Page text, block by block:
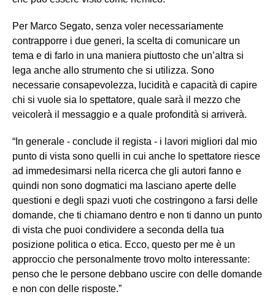
Per Marco Segato, senza voler necessariamente
contrapporre i due generi, la scelta di comunicare un
tema e di farlo in una maniera piuttosto che un’altra si
lega anche allo strumento che si utilizza. Sono
necessarie consapevolezza, lucidità e capacità di capire
chi si vuole sia lo spettatore, quale sarà il mezzo che
veicolerà il messaggio e a quale profondità si arriverà.
“In generale - conclude il regista - i lavori migliori dal mio
punto di vista sono quelli in cui anche lo spettatore riesce
ad immedesimarsi nella ricerca che gli autori fanno e
quindi non sono dogmatici ma lasciano aperte delle
questioni e degli spazi vuoti che costringono a farsi delle
domande, che ti chiamano dentro e non ti danno un punto
di vista che puoi condividere a seconda della tua
posizione politica o etica. Ecco, questo per me è un
approccio che personalmente trovo molto interessante:
penso che le persone debbano uscire con delle domande
e non con delle risposte.”